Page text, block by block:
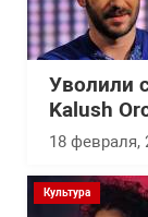
Уволили
Kalush
18 февраля,
Культура